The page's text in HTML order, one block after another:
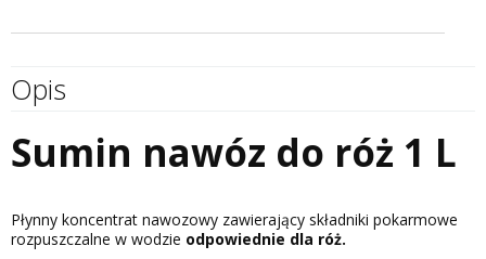
Opis
Sumin nawóz do róż 1 L
Płynny koncentrat nawozowy zawierający składniki pokarmowe
rozpuszczalne w wodzie odpowiednie dla róż.